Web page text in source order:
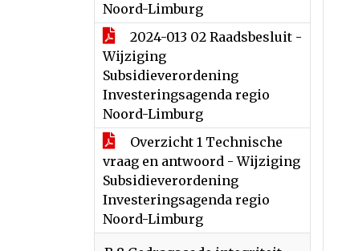
Noord-Limburg
2024-013 02 Raadsbesluit -
Wijziging
Subsidieverordening
Investeringsagenda regio
Noord-Limburg
Overzicht 1 Technische
vraag en antwoord - Wijziging
Subsidieverordening
Investeringsagenda regio
Noord-Limburg